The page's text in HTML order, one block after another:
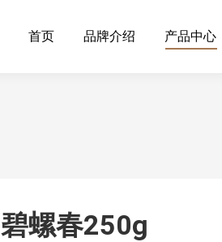
首页 品牌介绍 产品中心
碧螺春250g